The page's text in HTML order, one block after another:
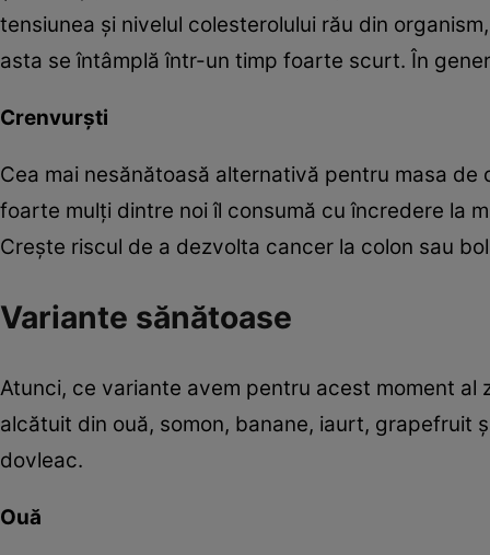
tensiunea şi nivelul colesterolului rău din
asta se întâmplă într-un timp foarte scurt. În
Crenvurşti
Cea mai nesănătoasă alternativă pentru masa
foarte mulţi dintre noi îl consumă cu încredere la
Creşte riscul de a dezvolta cancer la colon sau
Variante sănătoase
Atunci, ce variante avem pentru acest moment
alcătuit din ouă, somon, banane, iaurt, grapefruit
dovleac.
Ouă